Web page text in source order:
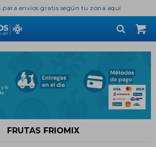
para envíos gratis según tu zona aquí
FRUTAS FRIOMIX